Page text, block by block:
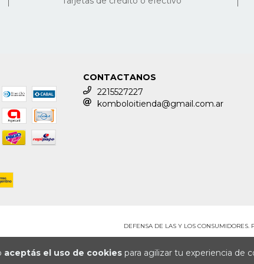
aceptás el uso de cookies para agilizar tu experiencia de
CONTACTANOS
2215527227
komboloitienda@gmail.com.ar
DEFENSA DE LAS Y LOS CONSUMIDORES.